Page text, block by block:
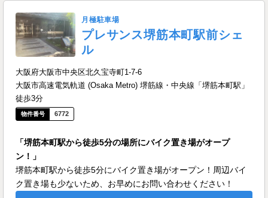
月極駐車場
プレサンス堺筋本町駅前シェ
ル
大阪府大阪市中央区北久宝寺町1-7-6
大阪市高速電気軌道 (Osaka Metro) 堺筋線・中央線「堺筋本町駅」
徒歩3分
6772
「堺筋本町駅から徒歩5分の場所にバイク置き場がオープ
ン！」
堺筋本町駅から徒歩5分にバイク置き場がオープン！周辺バイ
ク置き場も少ないため、お早めにお問い合わせください！